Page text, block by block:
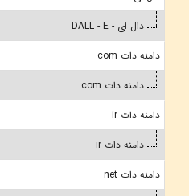
دال ای - DALL - E
دامنه دات com
دامنه دات com
دامنه دات ir
دامنه دات ir
دامنه دات net